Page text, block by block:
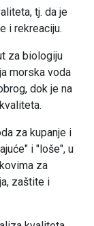
tj. da je
i rekreaciju.
za biologiju
morska voda
dok je na
za kupanje i
i "loše", u
za
zaštite i